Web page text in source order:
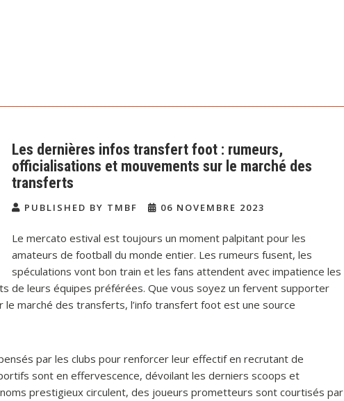
Les dernières infos transfert foot : rumeurs,
officialisations et mouvements sur le marché des
transferts
PUBLISHED BY TMBF 06 NOVEMBRE 2023
Le mercato estival est toujours un moment palpitant pour les
amateurs de football du monde entier. Les rumeurs fusent, les
spéculations vont bon train et les fans attendent avec impatience les
de leurs équipes préférées. Que vous soyez un fervent supporter
marché des transferts, l’info transfert foot est une source
par les clubs pour renforcer leur effectif en recrutant de
sont en effervescence, dévoilant les derniers scoops et
prestigieux circulent, des joueurs prometteurs sont courtisés par